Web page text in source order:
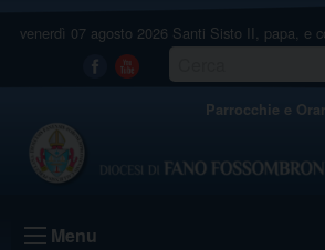
venerdì 07 agosto 2026 Santi Sisto II, papa, e
Facebook
Youtube
Parrocchie e
Menu